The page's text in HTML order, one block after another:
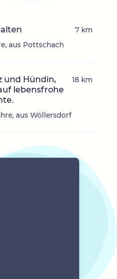
aus Pottschach
7 km
und Hündin,
lebensfrohe
aus Wöllersdorf
18 km